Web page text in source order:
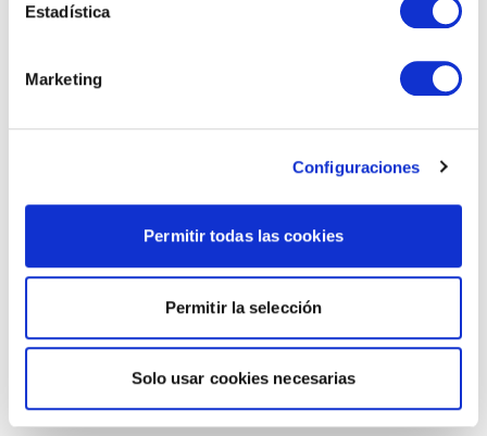
Estadística
Marketing
Configuraciones
Permitir todas las cookies
Permitir la selección
Solo usar cookies necesarias